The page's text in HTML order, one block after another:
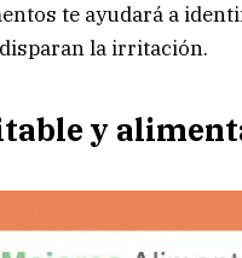
te ayudará a
la irritación.
y